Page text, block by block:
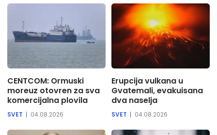
CENTCOM: Ormuski
moreuz otovren za sva
komercijalna plovila
SVET 04.08.2026
Erupcija vulkana u
Gvatemali, evakuisana
dva naselja
SVET 04.08.2026